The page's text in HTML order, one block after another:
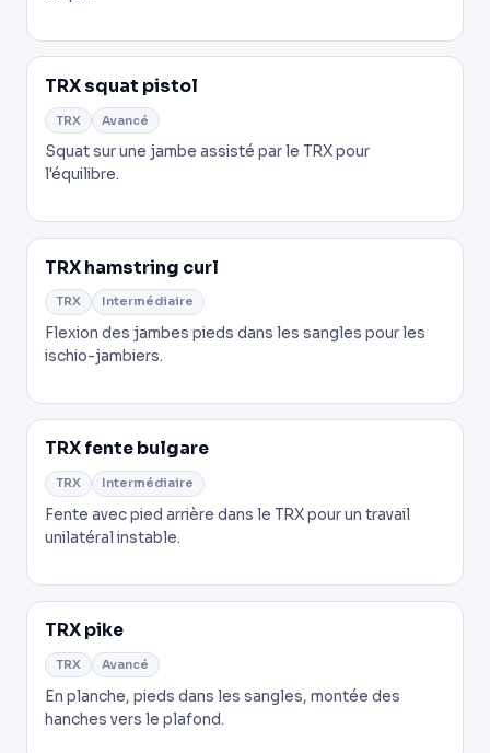
TRX squat pistol
TRX Avancé
Squat sur une jambe assisté par le TRX pour
l'équilibre.
TRX hamstring curl
TRX Intermédiaire
Flexion des jambes pieds dans les sangles pour les
ischio-jambiers.
TRX fente bulgare
TRX Intermédiaire
Fente avec pied arrière dans le TRX pour un travail
unilatéral instable.
TRX pike
TRX Avancé
En planche, pieds dans les sangles, montée des
hanches vers le plafond.